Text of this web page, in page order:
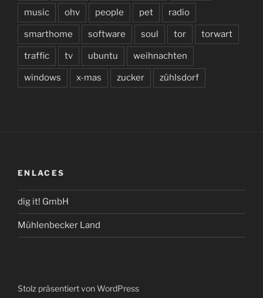
music ohv people pet radio
smarthome software soul tor torwart
traffic tv ubuntu weihnachten
windows x-mas zucker zühlsdorf
ENLACES
dig it! GmbH
Mühlenbecker Land
Stolz präsentiert von WordPress